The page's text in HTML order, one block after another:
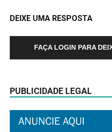
DEIXE UMA RESPOSTA
FAÇA LOGIN PARA
PUBLICIDADE LEGAL